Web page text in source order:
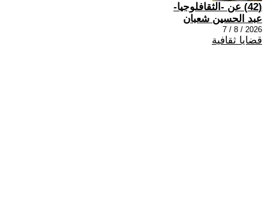
(42) عن -الثقافلوجيا-
عبد الحسين شعبان
2026 / 8 / 7
قضايا ثقافية